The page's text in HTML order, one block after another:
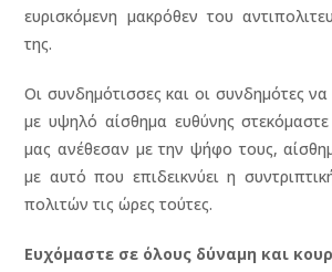
ευρισκόμενη μακρόθεν του
της.
Οι συνδημότισσες και οι συνδημότες να
με υψηλό αίσθημα ευθύνης
μας ανέθεσαν με την ψήφο τους,
με αυτό που επιδεικνύει η
πολιτών τις ώρες τούτες.
Ευχόμαστε σε όλους δύναμη και